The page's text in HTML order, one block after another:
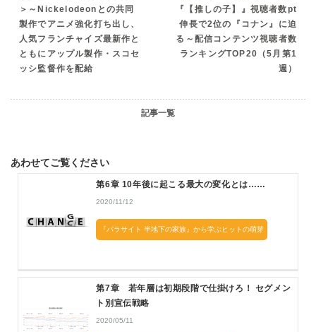
＞～Nickelodeonとの共同
製作でアニメ強化打ち出し、
人気フランチャイズ最新作と
ともにアップル製作・スコセ
ッシ監督作を配給
『【推しの子】』視聴者数pt
伸長で2位の『コナン』に迫
る～配信コンテンツ視聴者数
ランキングTOP20（5月第1
週）
記事一覧
あわせてご覧ください
第6章 10年後に起こる最大の変化とは……
2020/11/12
『パラサイト 半地下の家族』から学ぶヒットの萌芽
第7章 若年層は初期段階で仕掛けろ！ セグメン
ト別宣伝戦略
2020/05/11